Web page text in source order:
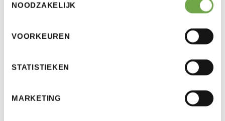
NOODZAKELIJK
VOORKEUREN
STATISTIEKEN
MARKETING